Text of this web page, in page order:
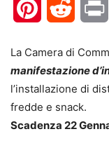
PinterestReddit
La Camera di
manifestazione
l’installazione di
fredde e snack.
Scadenza 22